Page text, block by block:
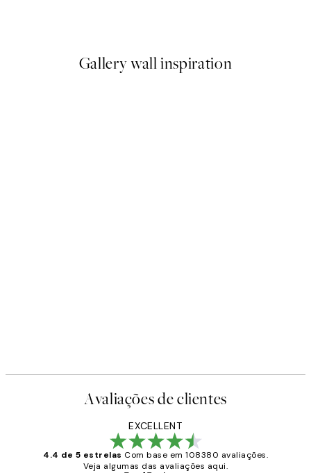
Gallery wall inspiration
Avaliações de clientes
EXCELLENT
4.4 de 5 estrelas Com base em 108380 avaliações.
Veja algumas das avaliações aqui.